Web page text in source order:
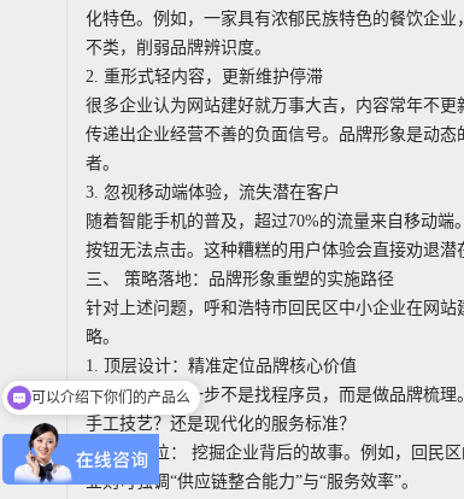
化特色。例如，一家具有浓郁民族特色的餐饮企
不类，削弱品牌辨识度。
2. 重形式轻内容，更新维护停滞
很多企业认为网站建好就万事大吉，内容常年不
传递出企业经营不善的负面信号。品牌形象是动
者。
3. 忽视移动端体验，流失潜在客户
随着智能手机的普及，超过70%的流量来自移动
按钮无法点击。这种糟糕的用户体验会直接劝退潜
三、 策略落地：品牌形象重塑的实施路径
针对上述问题，呼和浩特市回民区中小企业在网
略。
1. 顶层设计：精准定位品牌核心价值
网站建设的第一步不是找程序员，而是做品牌梳
手工技艺？还是现代化的服务标准？
差异化定位： 挖掘企业背后的故事。例如，回民
业则可强调“供应链整合能力”与“服务效率”。
可以介绍下你们的产品么